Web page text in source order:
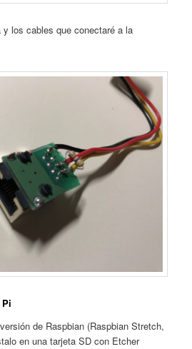
los cables que conectaré a la
de Raspbian (Raspbian Stretch,
en una tarjeta SD con Etcher